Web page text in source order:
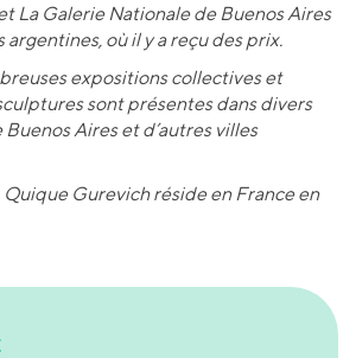
La Galerie Nationale de Buenos Aires
argentines, où il y a reçu des prix.
expositions collectives et
sont présentes dans divers
Aires et d’autres villes
Gurevich réside en France en